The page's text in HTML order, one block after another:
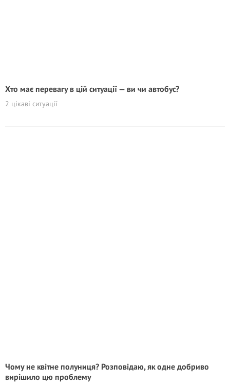
Хто має перевагу в цій ситуації — ви чи автобус?
2 цікаві ситуації
Чому не квітне полуниця? Розповідаю, як одне добриво
вирішило цю проблему